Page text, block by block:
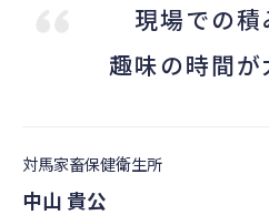
現場での積
趣味の時間
対馬家畜保健衛生所
中山 貴公